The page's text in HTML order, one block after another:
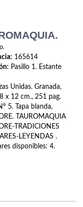
165614
Pasillo 1. Estante
Unidas. Granada,
x 12 cm., 251 pag.
5. Tapa blanda,
TAUROMAQUIA
TRADICIONES
LEYENDAS .
disponibles: 4.